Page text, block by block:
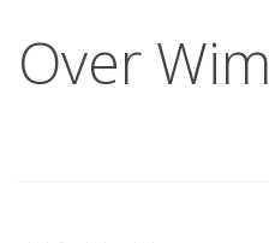
Over Wim